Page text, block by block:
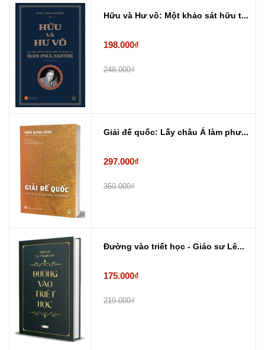
Hữu và Hư vô: Một khảo sát hữu t...
198.000₫
248.000₫
Giải đế quốc: Lấy châu Á làm phư...
297.000₫
350.000₫
Đường vào triết học - Giáo sư Lê...
175.000₫
219.000₫